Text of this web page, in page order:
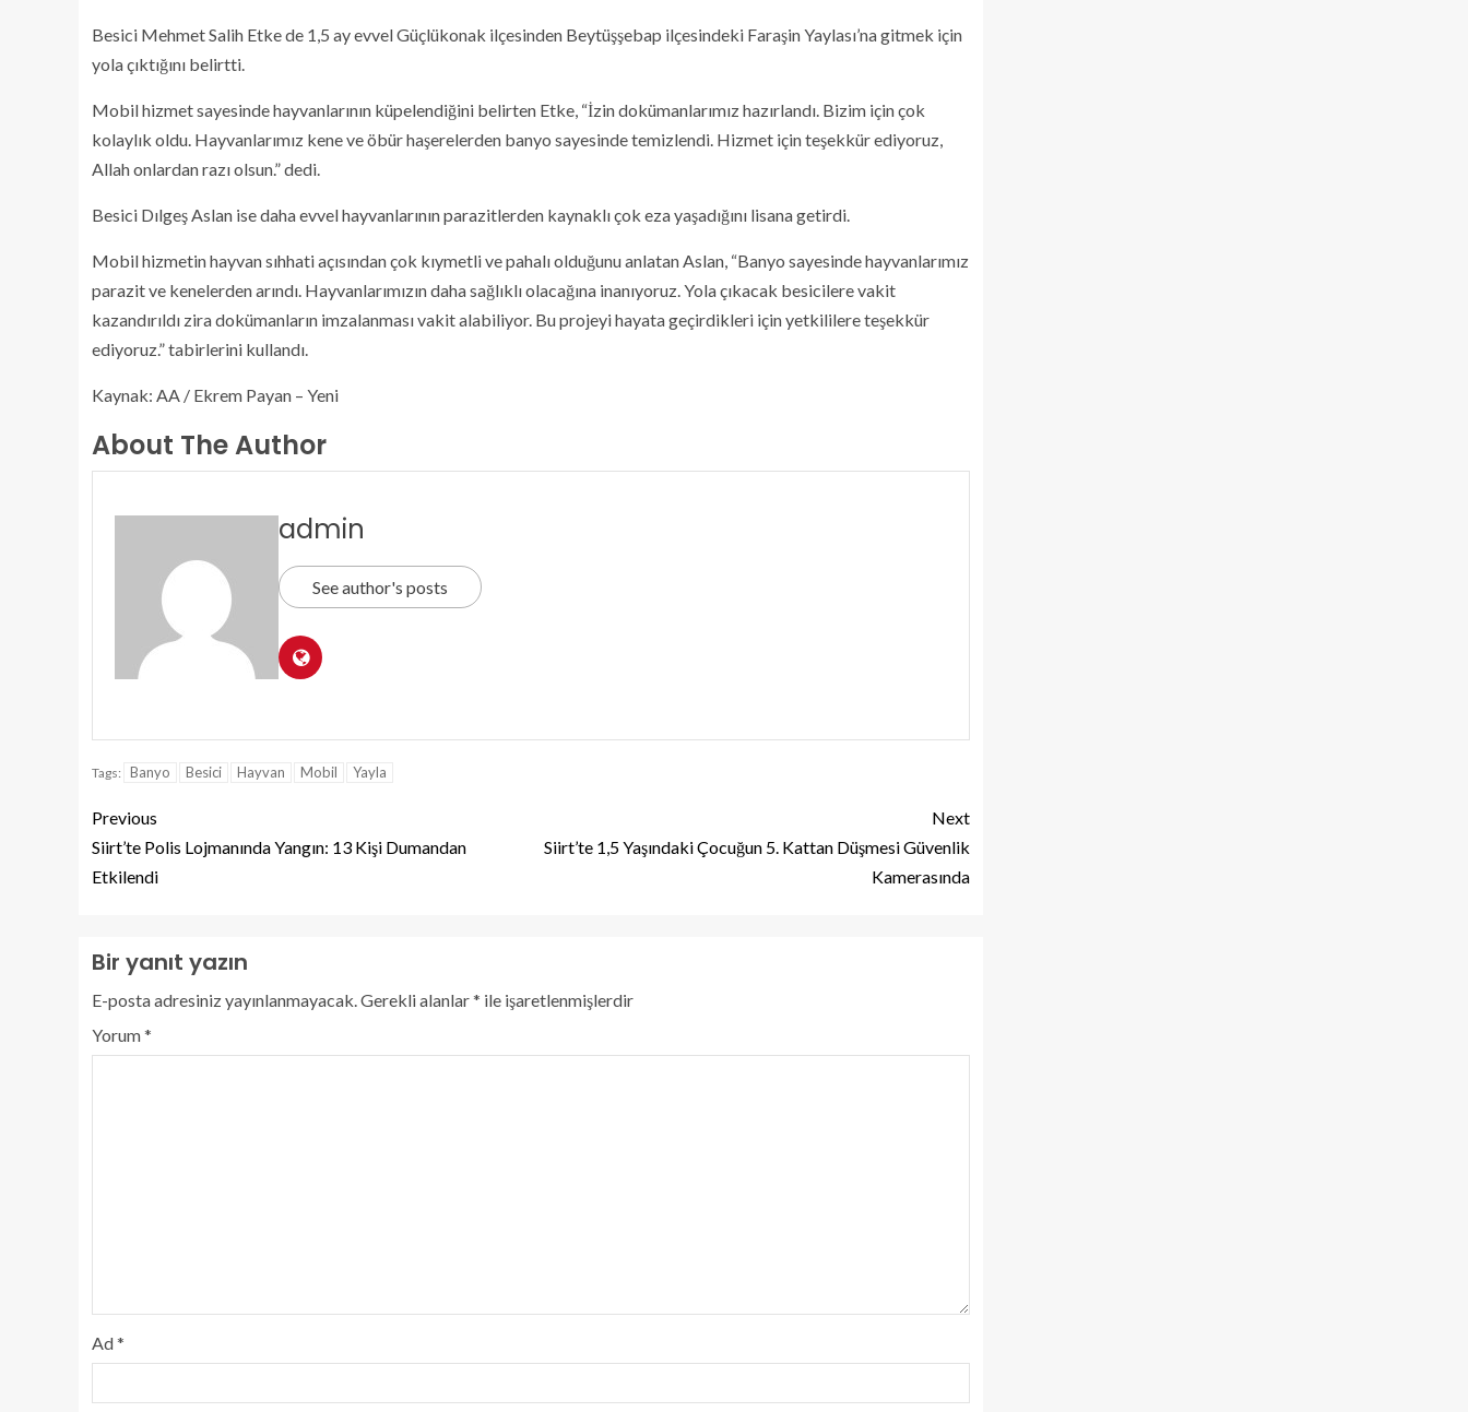
Besici Mehmet Salih Etke de 1,5 ay evvel Güçlükonak ilçesinden Beytüşşebap ilçesindeki Faraşin Yaylası’na gitmek için
yola çıktığını belirtti.
Mobil hizmet sayesinde hayvanlarının küpelendiğini belirten Etke, “İzin dokümanlarımız hazırlandı. Bizim için çok
kolaylık oldu. Hayvanlarımız kene ve öbür haşerelerden banyo sayesinde temizlendi. Hizmet için teşekkür ediyoruz,
Allah onlardan razı olsun.” dedi.
Besici Dılgeş Aslan ise daha evvel hayvanlarının parazitlerden kaynaklı çok eza yaşadığını lisana getirdi.
Mobil hizmetin hayvan sıhhati açısından çok kıymetli ve pahalı olduğunu anlatan Aslan, “Banyo sayesinde hayvanlarımız
parazit ve kenelerden arındı. Hayvanlarımızın daha sağlıklı olacağına inanıyoruz. Yola çıkacak besicilere vakit
kazandırıldı zira dokümanların imzalanması vakit alabiliyor. Bu projeyi hayata geçirdikleri için yetkililere teşekkür
ediyoruz.” tabirlerini kullandı.
Kaynak: AA / Ekrem Payan – Yeni
About The Author
admin
See author's posts
Tags: Banyo Besici Hayvan Mobil Yayla
Previous
Siirt’te Polis Lojmanında Yangın: 13 Kişi Dumandan
Etkilendi
Next
Siirt’te 1,5 Yaşındaki Çocuğun 5. Kattan Düşmesi Güvenlik
Kamerasında
Bir yanıt yazın
E-posta adresiniz yayınlanmayacak.Gerekli alanlar* ile işaretlenmişlerdir
Yorum*
Ad*